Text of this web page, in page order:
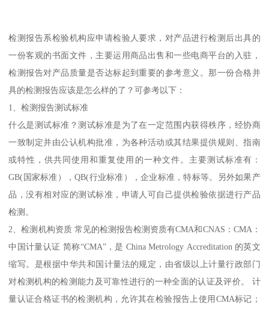
检测报告系检验机构应申请检验人要求，对产品进行检测后出具的
一份客观的书面文件，主要运用商品出售和一些电商平台的入驻，
检测报告对产品质量是否达标起到重要的参考意义。那一份合格并
具的检测报告应该是怎么样的了？可参考以下：
1、检测报告测试标准
什么是测试标准？测试标准是为了在一定范围内获得秩序，经协商
一致制定并由公认机构批准，为各种活动或其结果提供规则、指南
或特性，供共同使用和重复使用的一种文件。主要测试标准有：
GB(国家标准），QB(行业标准），企业标准，特标等。另外如果产
品，没有相对应的测试标准，申请人可自己提供检验依据进行产品
检测。
2、检测机构资质 常见的检测报告检测资质有CMA和CNAS：CMA：
中国计量认证 简称“CMA”，是 China Metrology Accreditation 的英文
缩写。是根据中华共和国计量法的规定，由省级以上计量行政部门
对检测机构的检测能力及可靠性进行的一种全面的认证及评价。 计
量认证合格证书的检测机构，允许其在检验报告上使用CMA标记；